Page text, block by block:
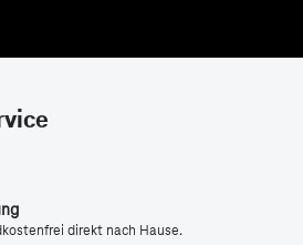
direkt nach Hause.